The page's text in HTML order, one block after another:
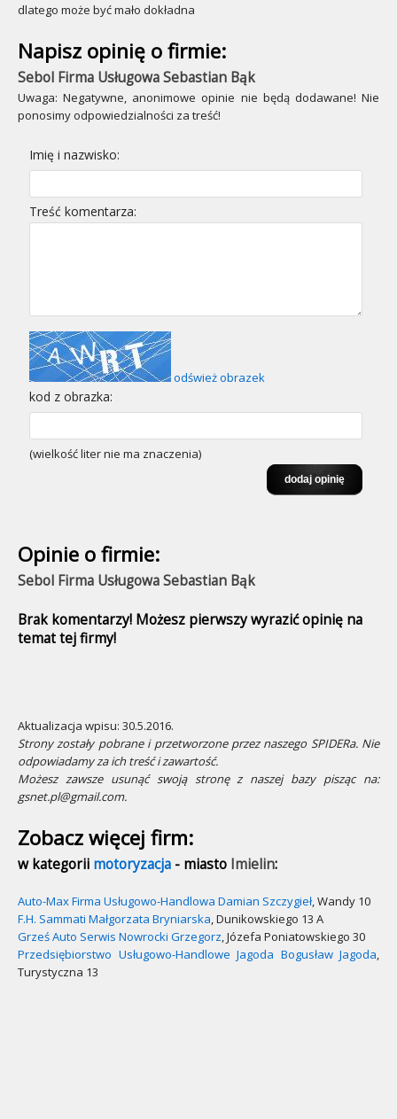
dlatego może być mało dokładna
Napisz opinię o firmie:
Sebol Firma Usługowa Sebastian Bąk
Uwaga: Negatywne, anonimowe opinie nie będą dodawane! Nie
ponosimy odpowiedzialności za treść!
Imię i nazwisko:
Treść komentarza:
odśwież obrazek
kod z obrazka:
(wielkość liter nie ma znaczenia)
Opinie o firmie:
Sebol Firma Usługowa Sebastian Bąk
Brak komentarzy! Możesz pierwszy wyrazić opinię na
temat tej firmy!
Aktualizacja wpisu: 30.5.2016.
Strony zostały pobrane i przetworzone przez naszego SPIDERa. Nie
odpowiadamy za ich treść i zawartość.
Możesz zawsze usunąć swoją stronę z naszej bazy pisząc na:
gsnet.pl@gmail.com.
Zobacz więcej firm:
w kategorii motoryzacja - miasto Imielin:
Auto-Max Firma Usługowo-Handlowa Damian Szczygieł, Wandy 10
F.H. Sammati Małgorzata Bryniarska, Dunikowskiego 13 A
Grześ Auto Serwis Nowrocki Grzegorz, Józefa Poniatowskiego 30
Przedsiębiorstwo Usługowo-Handlowe Jagoda Bogusław Jagoda,
Turystyczna 13